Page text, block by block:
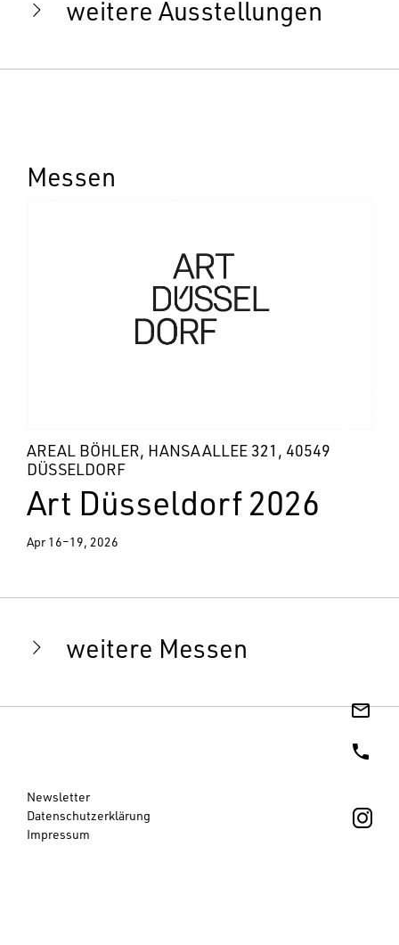
weitere Ausstellungen
Messen
AREAL BÖHLER, HANSAALLEE 321, 40549
DÜSSELDORF
Art Düsseldorf 2026
Apr 16–19, 2026
weitere Messen
Newsletter
Datenschutzerklärung
Impressum